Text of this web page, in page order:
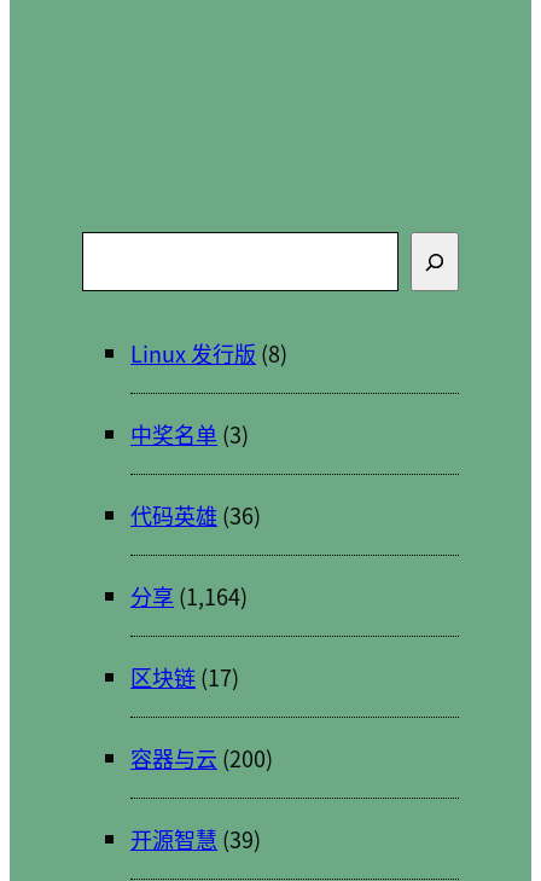
索
Linux 发行版 (8)
中奖名单 (3)
代码英雄 (36)
分享 (1,164)
区块链(17)
容器与云 (200)
开源智慧 (39)